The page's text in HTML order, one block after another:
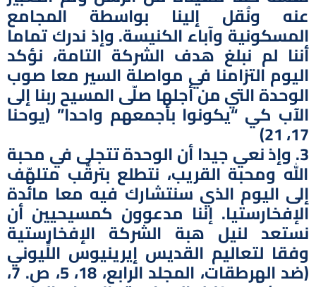
عنه ونُقل إلينا بواسطة المجامع
المسكونية وآباء الكنيسة. وإذ ندرك تماما
أننا لم نبلغ هدف الشركة التامة، نؤكد
اليوم التزامنا في مواصلة السير معا صوب
الوحدة التي من أجلها صلّى المسيح ربنا إلى
الآب كي “يكونوا بأجمعهم واحدا” (يوحنا
17، 21)
3. وإذ نعي جيدا أن الوحدة تتجلى في محبة
الله ومحبة القريب، نتطلع بترقّب متلهّف
إلى اليوم الذي سنتشارك فيه معا مائدة
الإفخارستيا. إننا مدعوون كمسيحيين أن
نستعد لنيل هبة الشركة الإفخارستية
وفقا لتعاليم القديس إيرينيوس اللِّيوني
(ضد الهرطقات، المجلد الرابع، 18، 5، ص. 7،